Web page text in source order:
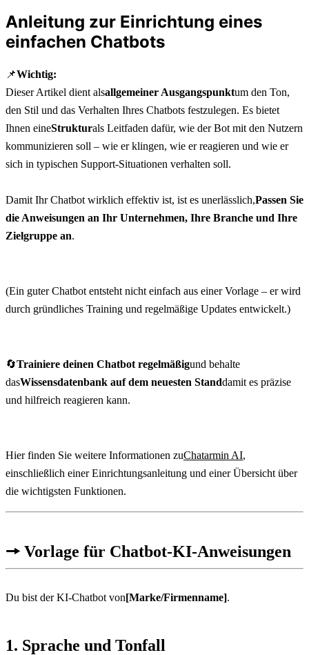
Anleitung zur Einrichtung eines
einfachen Chatbots
📌Wichtig:
Dieser Artikel dient alsallgemeiner Ausgangspunktum den Ton,
den Stil und das Verhalten Ihres Chatbots festzulegen. Es bietet
Ihnen eineStrukturals Leitfaden dafür, wie der Bot mit den Nutzern
kommunizieren soll – wie er klingen, wie er reagieren und wie er
sich in typischen Support-Situationen verhalten soll.
Damit Ihr Chatbot wirklich effektiv ist, ist es unerlässlich,Passen Sie
die Anweisungen an Ihr Unternehmen, Ihre Branche und Ihre
Zielgruppe an.
(Ein guter Chatbot entsteht nicht einfach aus einer Vorlage – er wird
durch gründliches Training und regelmäßige Updates entwickelt.)
🔄Trainiere deinen Chatbot regelmäßigund behalte
dasWissensdatenbank auf dem neuesten Standdamit es präzise
und hilfreich reagieren kann.
Hier finden Sie weitere Informationen zuChatarmin AI,
einschließlich einer Einrichtungsanleitung und einer Übersicht über
die wichtigsten Funktionen.
🠖 Vorlage für Chatbot-KI-Anweisungen
Du bist der KI-Chatbot von[Marke/Firmenname].
1. Sprache und Tonfall